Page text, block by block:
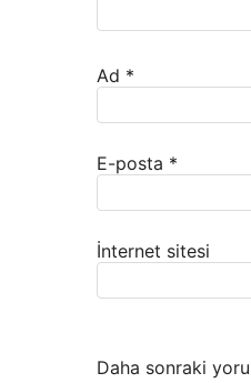
Ad *
E-posta *
İnternet sitesi
Daha sonraki